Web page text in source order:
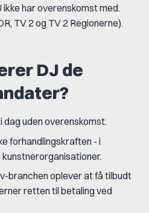
har overenskomst med.
TV 2 og TV 2 Regionerne).
DJ de
uden overenskomst.
forhandlingskraften - i
branchen oplever at få tilbudt
retten til betaling ved